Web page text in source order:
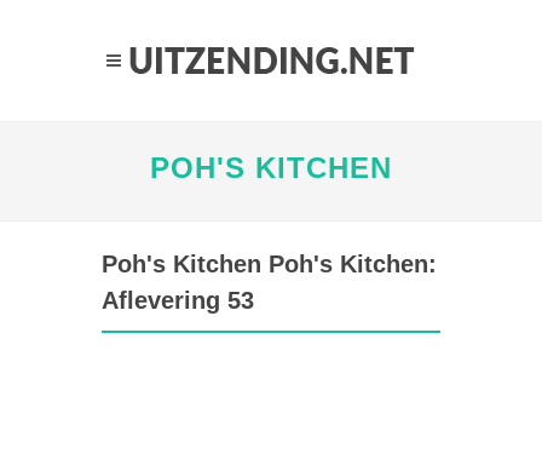
POH'S KITCHEN
Poh's Kitchen Poh's Kitchen:
Aflevering 53